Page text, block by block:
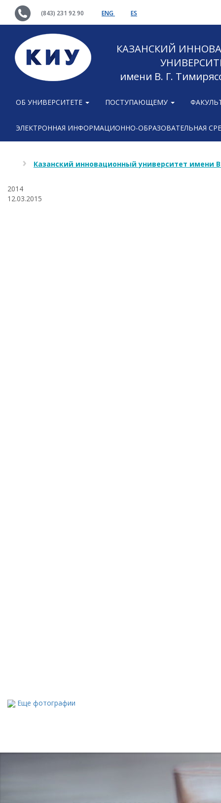
(843) 231 92 90 ENG ES
КАЗАНСКИЙ
имени В. Г.
ОБ УНИВЕРСИТЕТЕ ПОСТУПАЮЩЕМУ
ЭЛЕКТРОННАЯ ИНФОРМАЦИОННО-ОБРАЗОВАТЕЛЬНАЯ
Казанский инновационный университет имени
2014
12.03.2015
Еще фотографии